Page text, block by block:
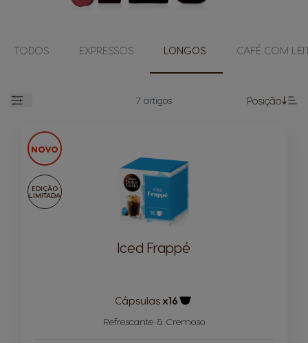
TODOS EXPRESSOS LONGOS CAFÉ COM
7 artigos
Posição
NOVO
EDIÇÃO
LIMITADA
Iced Frappé
Cápsulas:x16
Refrescante & Cremoso